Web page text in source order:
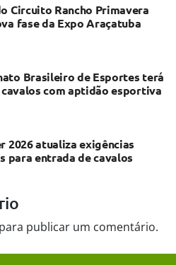
Circuito Rancho Primavera
fase da Expo Araçatuba
Brasileiro de Esportes terá
com aptidão esportiva
2026 atualiza exigências
para entrada de cavalos
para publicar um comentário.